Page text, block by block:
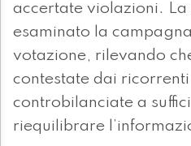
accertate violazioni. La
esaminato la
votazione, rilevando
contestate dai
controbilanciate a
riequilibrare